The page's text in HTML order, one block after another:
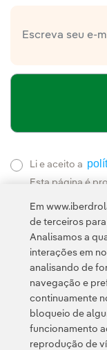
Li e aceito a
Esta página é
Contato
Transparência no uso da
Em
de terceiros
Analisamos a
interações em
analisando de
navegação e
continuamente
bloqueio de
funcionamento
reprodução de